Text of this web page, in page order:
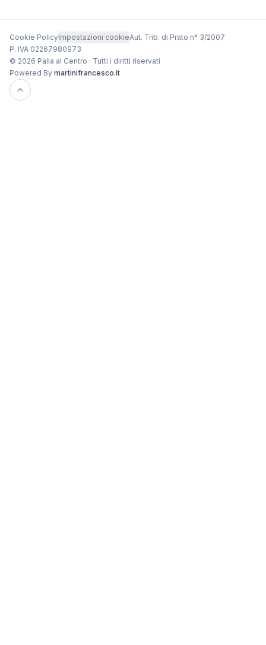
Cookie PolicyImpostazioni cookieAut. Trib. di Prato n° 3/2007
P. IVA 02267980973
© 2026 Palla al Centro · Tutti i diritti riservati
Powered By martinifrancesco.it